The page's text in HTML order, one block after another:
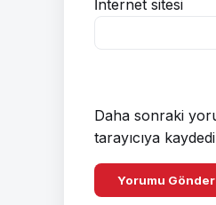
İnternet sitesi
Daha sonraki
tarayıcıya